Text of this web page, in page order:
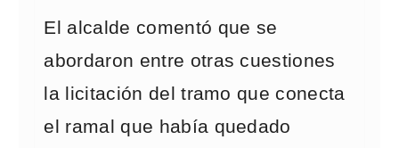
El alcalde comentó que se
abordaron entre otras cuestiones
la licitación del tramo que conecta
el ramal que había quedado